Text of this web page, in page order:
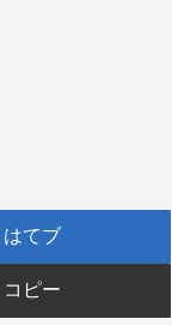
はてブ
コピー